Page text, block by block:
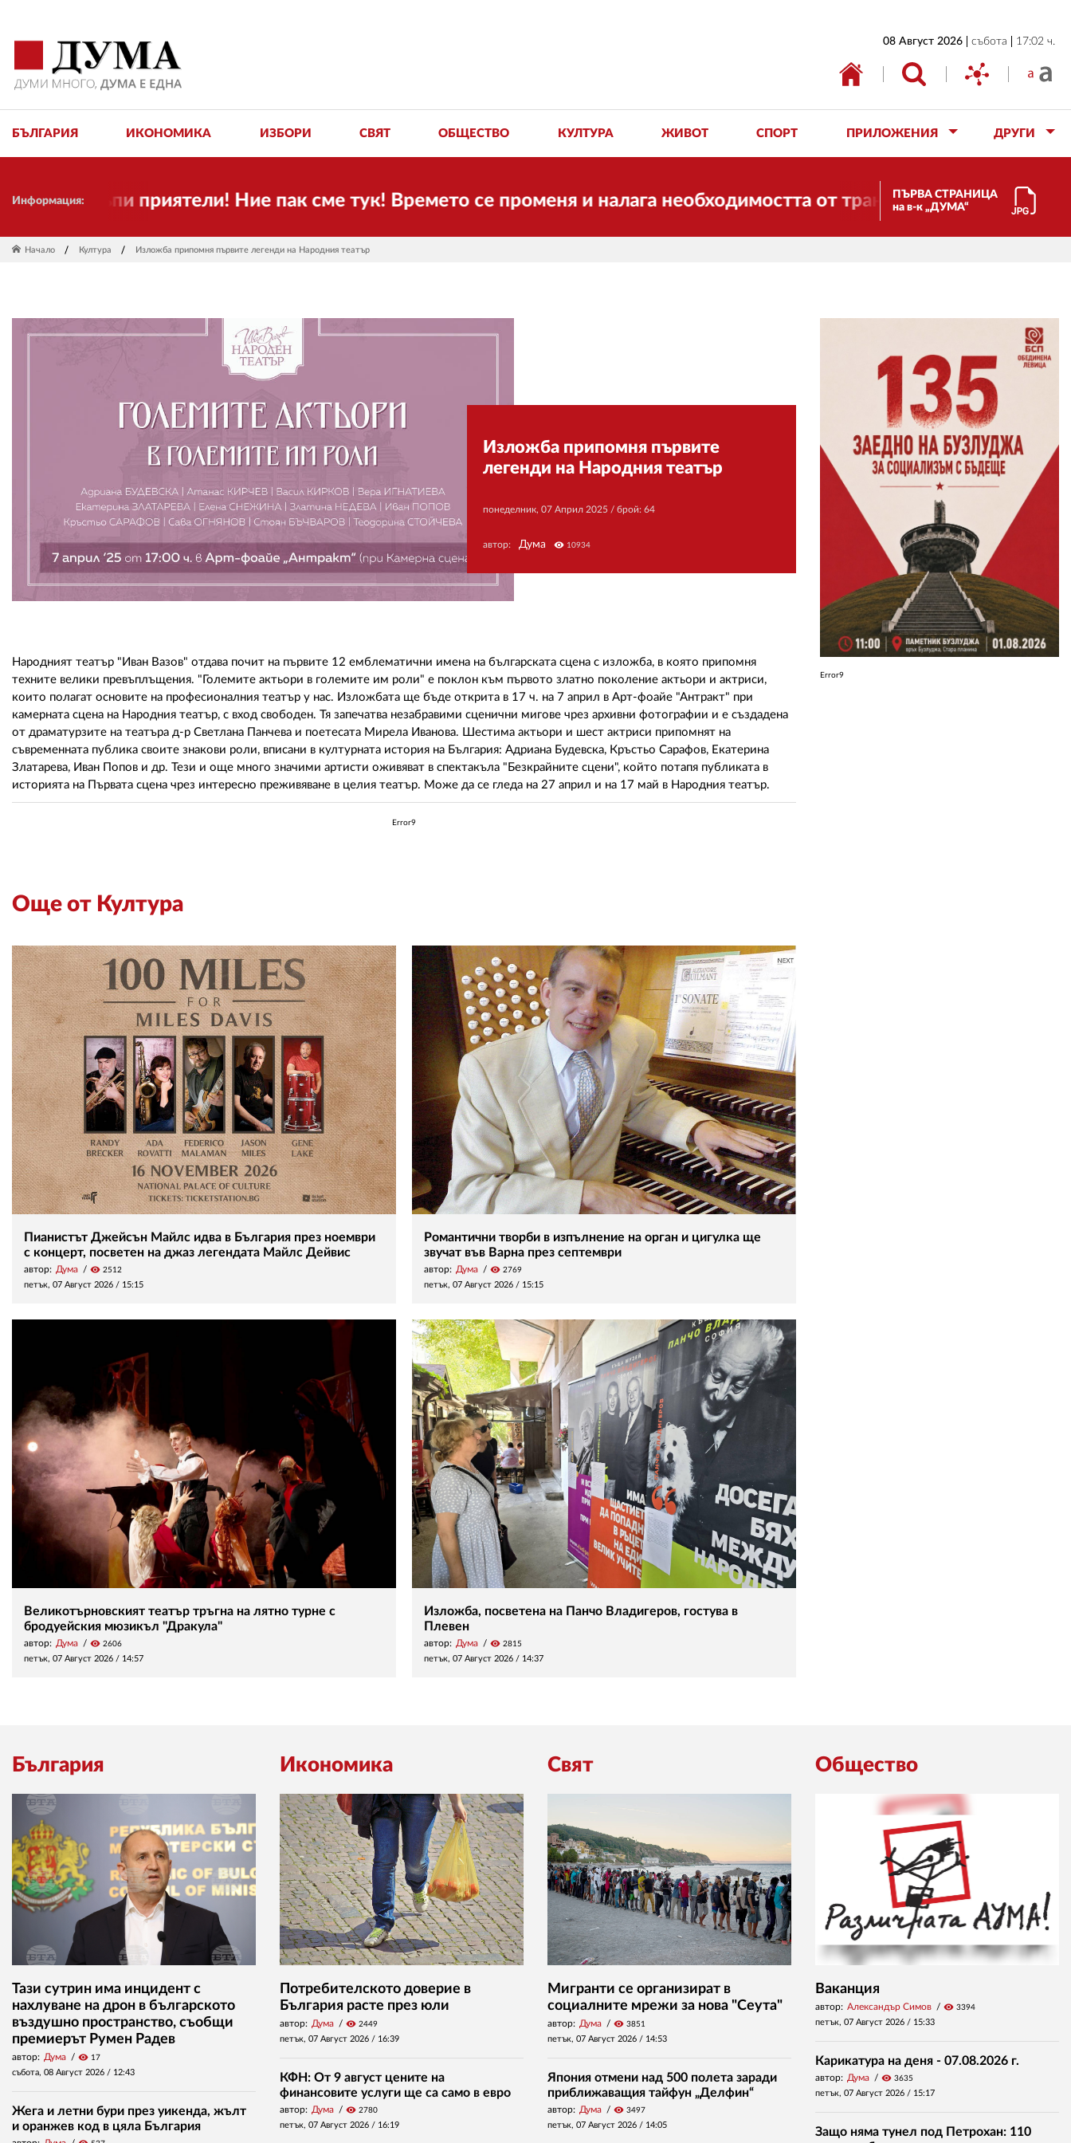
08 Август 2026 събота 17:02 ч.
БЪЛГАРИЯ ИКОНОМИКА ИЗБОРИ СВЯТ ОБЩЕСТВО КУЛТУРА ЖИВОТ СПОРТ ПРИЛОЖЕНИЯ ДРУГИ
Информация:
Скъпи приятели! Ние пак сме тук! Времето се променя и налага необходимостта от трансформации. И ДУМА се
ПЪРВА СТРАНИЦА
на в-к „ДУМА“
Начало Култура Изложба припомня първите легенди на Народния театър
Изложба припомня първите
легенди на Народния театър
понеделник, 07 Април 2025 / брой: 64
автор: Дума visibility10934
Народният театър "Иван Вазов" отдава почит на първите 12 емблематични имена на българската сцена с изложба, в която припомня
техните велики превъплъщения. "Големите актьори в големите им роли" е поклон към първото златно поколение актьори и актриси,
които полагат основите на професионалния театър у нас. Изложбата ще бъде открита в 17 ч. на 7 април в Арт-фоайе "Антракт" при
камерната сцена на Народния театър, с вход свободен. Тя запечатва незабравими сценични мигове чрез архивни фотографии и е създадена
от драматурзите на театъра д-р Светлана Панчева и поетесата Мирела Иванова. Шестима актьори и шест актриси припомнят на
съвременната публика своите знакови роли, вписани в културната история на България: Адриана Будевска, Кръстьо Сарафов, Екатерина
Златарева, Иван Попов и др. Тези и още много значими артисти оживяват в спектакъла "Безкрайните сцени", който потапя публиката в
историята на Първата сцена чрез интересно преживяване в целия театър. Може да се гледа на 27 април и на 17 май в Народния театър.
Error9
Още от Култура
Пианистът Джейсън Майлс идва в България през ноември
с концерт, посветен на джаз легендата Майлс Дейвис
автор: Дума visibility 2512
петък, 07 Август 2026 / 15:15
Романтични творби в изпълнение на орган и цигулка ще
звучат във Варна през септември
автор: Дума visibility 2769
петък, 07 Август 2026 / 15:15
Великотърновският театър тръгна на лятно турне с
бродуейския мюзикъл "Дракула"
автор: Дума visibility 2606
петък, 07 Август 2026 / 14:57
Изложба, посветена на Панчо Владигеров, гостува в
Плевен
автор: Дума visibility 2815
петък, 07 Август 2026 / 14:37
Error9
България
Тази сутрин има инцидент с
нахлуване на дрон в българското
въздушно пространство, съобщи
премиерът Румен Радев
автор: Дума visibility 17
събота, 08 Август 2026 / 12:43
Жега и летни бури през уикенда, жълт
и оранжев код в цяла България
Икономика
Потребителското доверие в
България расте през юли
автор: Дума visibility 2449
петък, 07 Август 2026 / 16:39
КФН: От 9 август цените на
финансовите услуги ще са само в евро
автор: Дума visibility 2780
петък, 07 Август 2026 / 16:19
Свят
Мигранти се организират в
социалните мрежи за нова "Сеута"
автор: Дума visibility 3851
петък, 07 Август 2026 / 14:53
Япония отмени над 500 полета заради
приближаващия тайфун „Делфин“
автор: Дума visibility 3497
петък, 07 Август 2026 / 14:05
Общество
Ваканция
автор: Александър Симов visibility 3394
петък, 07 Август 2026 / 15:33
Карикатура на деня - 07.08.2026 г.
автор: Дума visibility 3635
петък, 07 Август 2026 / 15:17
Защо няма тунел под Петрохан: 110
ИКОНОМИКА
ОБЩЕСТВО
АВТОРИ
РЕДАКЦИЯ
РЕКЛАМА
АБОНАМЕНТ
УСЛОВИЯ ЗА ПОЛЗВАНЕ
ПОЛИТИКА ЗА БИСКВИТКИТЕ
ПОЛИТИКАТА ЗА